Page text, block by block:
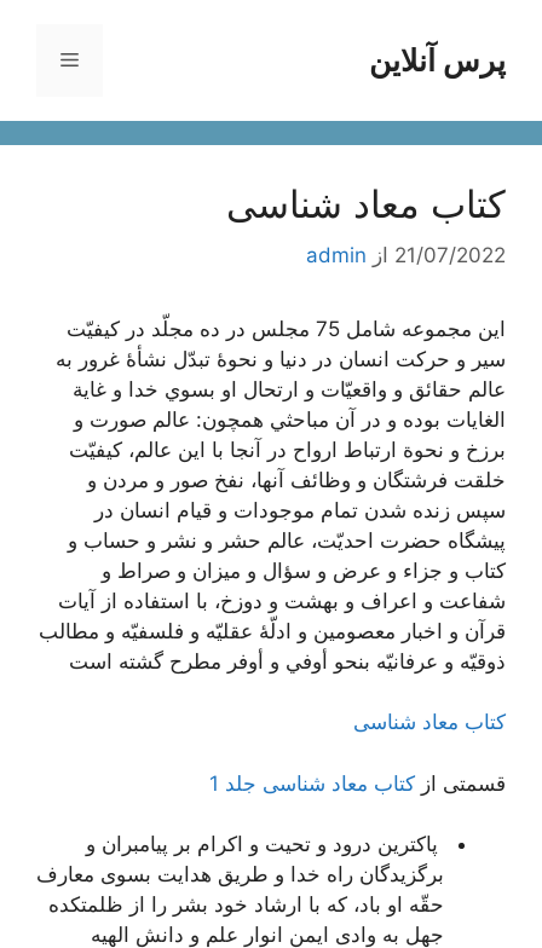
محتواپرس آنلاین فهرست
کتاب معاد شناسی
21/07/2022 از admin
اين مجموعه شامل 75 مجلس در ده مجلّد در كيفيّت
سير و حركت انسان در دنيا و نحوۀ تبدّل نشأۀ غرور به
عالم حقائق و واقعيّات و ارتحال او بسوي خدا و غاية
الغايات بوده و در آن مباحثي همچون: عالم صورت و
برزخ و نحوة ارتباط ارواح در آنجا با اين عالم، كيفيّت
خلقت فرشتگان و وظائف آنها، نفخ صور و مردن و
سپس زنده شدن تمام موجودات و قيام انسان در
پيشگاه حضرت احديّت، عالم حشر و نشر و حساب و
كتاب و جزاء و عرض و سؤال و ميزان و صراط و
شفاعت و اعراف و بهشت و دوزخ، با استفاده از آيات
قرآن و اخبار معصومين و ادلّۀ عقليّه و فلسفيّه و مطالب
ذوقيّه و عرفانيّه بنحو أوفي و أوفر مطرح گشته است
کتاب معاد شناسی
قسمتی از کتاب معاد شناسی جلد 1
پاكترین درود و تحیت و اكرام بر پیامبران و
برگزیدگان راه خدا و طریق هدایت بسوى معارف
حقّه او باد، كه با ارشاد خود بشر را از ظلمتكده
جهل به وادى ایمن انوار علم و دانش الهیه